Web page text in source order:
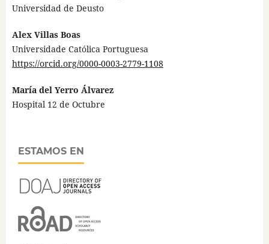
Universidad de Deusto
Alex Villas Boas
Universidade Católica Portuguesa
https://orcid.org/0000-0003-2779-1108
María del Yerro Álvarez
Hospital 12 de Octubre
ESTAMOS EN